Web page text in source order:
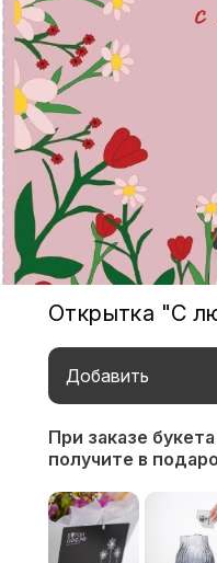
Открытка "С
Добавить
При заказе
получите в